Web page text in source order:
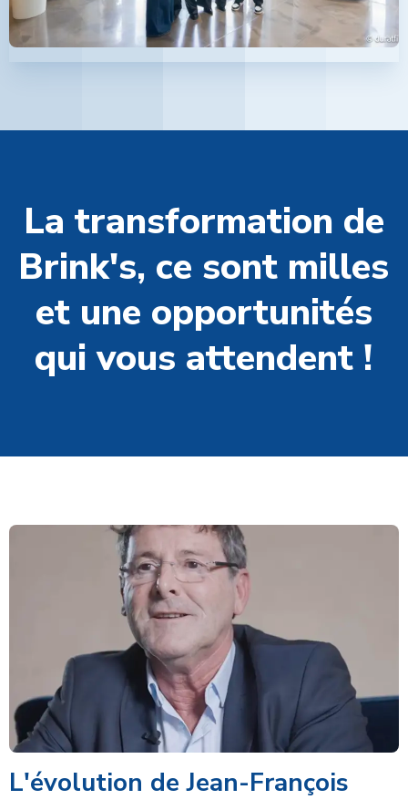
La transformation de
Brink's, ce sont milles
et une opportunités
qui vous attendent !
L'évolution de Jean-François